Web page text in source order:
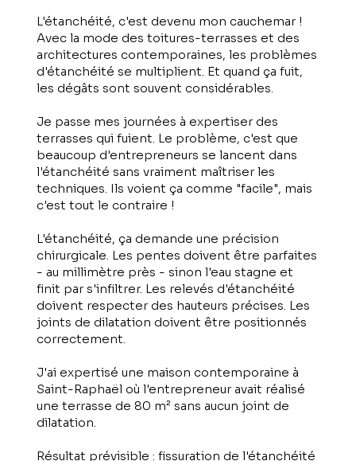
L'étanchéité, c'est devenu mon cauchemar !
Avec la mode des toitures-terrasses et des
architectures contemporaines, les problèmes
d'étanchéité se multiplient. Et quand ça fuit,
les dégâts sont souvent considérables.
Je passe mes journées à expertiser des
terrasses qui fuient. Le problème, c'est que
beaucoup d'entrepreneurs se lancent dans
l'étanchéité sans vraiment maîtriser les
techniques. Ils voient ça comme "facile", mais
c'est tout le contraire !
L'étanchéité, ça demande une précision
chirurgicale. Les pentes doivent être parfaites
- au millimètre près - sinon l'eau stagne et
finit par s'infiltrer. Les relevés d'étanchéité
doivent respecter des hauteurs précises. Les
joints de dilatation doivent être positionnés
correctement.
J'ai expertisé une maison contemporaine à
Saint-Raphaël où l'entrepreneur avait réalisé
une terrasse de 80 m² sans aucun joint de
dilatation.
Résultat prévisible : fissuration de l'étanchéité